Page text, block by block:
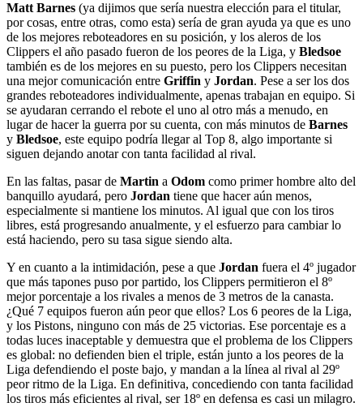
Matt Barnes (ya dijimos que sería nuestra elección para el titular,
por cosas, entre otras, como esta) sería de gran ayuda ya que es uno
de los mejores reboteadores en su posición, y los aleros de los
Clippers el año pasado fueron de los peores de la Liga, y Bledsoe
también es de los mejores en su puesto, pero los Clippers necesitan
una mejor comunicación entre Griffin y Jordan. Pese a ser los dos
grandes reboteadores individualmente, apenas trabajan en equipo. Si
se ayudaran cerrando el rebote el uno al otro más a menudo, en
lugar de hacer la guerra por su cuenta, con más minutos de Barnes
y Bledsoe, este equipo podría llegar al Top 8, algo importante si
siguen dejando anotar con tanta facilidad al rival.
En las faltas, pasar de Martin a Odom como primer hombre alto del
banquillo ayudará, pero Jordan tiene que hacer aún menos,
especialmente si mantiene los minutos. Al igual que con los tiros
libres, está progresando anualmente, y el esfuerzo para cambiar lo
está haciendo, pero su tasa sigue siendo alta.
Y en cuanto a la intimidación, pese a que Jordan fuera el 4º jugador
que más tapones puso por partido, los Clippers permitieron el 8º
mejor porcentaje a los rivales a menos de 3 metros de la canasta.
¿Qué 7 equipos fueron aún peor que ellos? Los 6 peores de la Liga,
y los Pistons, ninguno con más de 25 victorias. Ese porcentaje es a
todas luces inaceptable y demuestra que el problema de los Clippers
es global: no defienden bien el triple, están junto a los peores de la
Liga defendiendo el poste bajo, y mandan a la línea al rival al 29º
peor ritmo de la Liga. En definitiva, concediendo con tanta facilidad
los tiros más eficientes al rival, ser 18º en defensa es casi un milagro.